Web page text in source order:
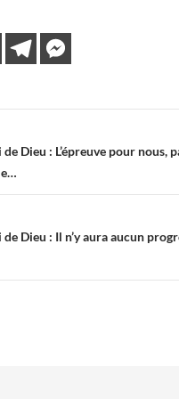
Dieu : L’épreuve pour nous,
Dieu : Il n’y aura aucun